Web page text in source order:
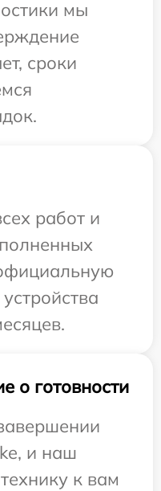
мы
сроки
работ и
о готовности
и наш
к вам